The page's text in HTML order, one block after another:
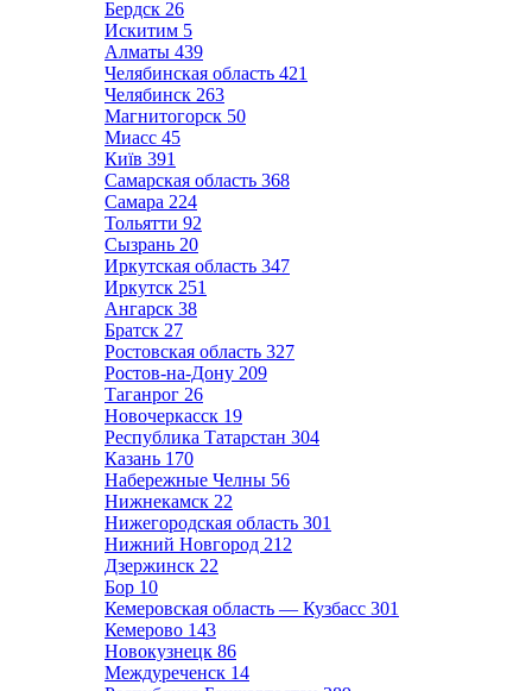
Бердск 26
Искитим 5
Алматы 439
Челябинская область 421
Челябинск 263
Магнитогорск 50
Миасс 45
Київ 391
Самарская область 368
Самара 224
Тольятти 92
Сызрань 20
Иркутская область 347
Иркутск 251
Ангарск 38
Братск 27
Ростовская область 327
Ростов-на-Дону 209
Таганрог 26
Новочеркасск 19
Республика Татарстан 304
Казань 170
Набережные Челны 56
Нижнекамск 22
Нижегородская область 301
Нижний Новгород 212
Дзержинск 22
Бор 10
Кемеровская область — Кузбасс 301
Кемерово 143
Новокузнецк 86
Междуреченск 14